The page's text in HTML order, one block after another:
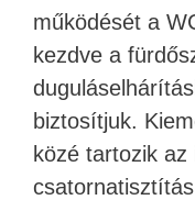
működését a
kezdve a
biztosítjuk.
közé tartozik